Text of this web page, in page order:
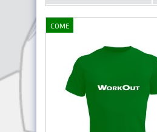
COME